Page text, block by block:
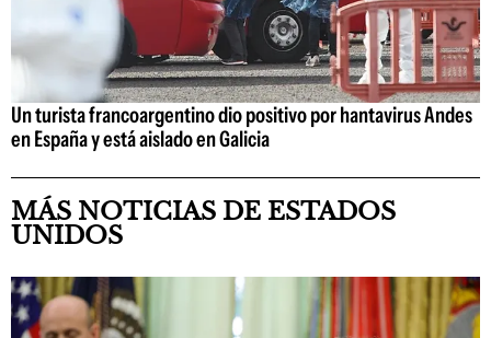
Un turista francoargentino dio positivo por hantavirus Andes
en España y está aislado en Galicia
MÁS NOTICIAS DE ESTADOS
UNIDOS